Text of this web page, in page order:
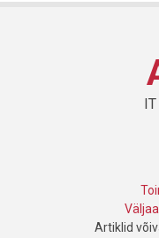
Artiklid